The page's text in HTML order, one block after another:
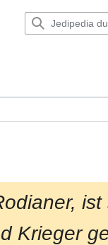
Krieger